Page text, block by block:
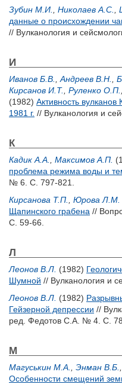
Зубин М.И. Николаев А.С.
данные о происхождении
// Вулканология и
И
Иванов Б.В. Андреев В.Н.
Кирсанов И.Т.
Руленко О.П.
(1982) Активность вулканов
1981 г. // Вулканология и
К
Кадик А.А. Максимов А.П.
проблема режима воды и
№ 6. С. 797-821.
Кирсанова Т.П.
Юрова Л.М.
Щапинского грабена //
С. 59-66.
Л
Леонов В.Л. (1982)
Шумной // Вулканология и
Леонов В.Л. (1982)
Гейзерной депрессии //
ред. Федотов С.А. № 4. С.
М
Магуськин М.А. Энман В.Б.
Особенности смещений